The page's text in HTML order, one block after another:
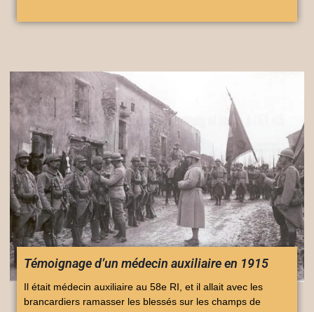
Témoignage d’un médecin auxiliaire en 1915
Il était médecin auxiliaire au 58e RI, et il allait avec les
brancardiers ramasser les blessés sur les champs de